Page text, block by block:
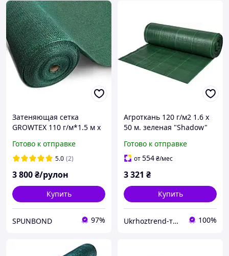
Затеняющая сетка
GROWTEX 110 г/м*1.5 м х
Украина производство
Готово к отправке
5.0 (2)
3 800₴/рулон
Купить
SPUNBOND 97%
Агроткань 120 г/м2 1.6 х
50 м. зеленая "Shadow"
мульчирования
Готово к отправке
от554₴/мес
3 321 ₴
Купить
Ukrhoztrend-товари для саду та городу 100%